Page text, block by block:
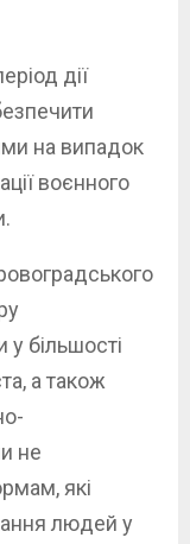
дії
на випадок
воєнного
більшості
а також
не
які
людей у